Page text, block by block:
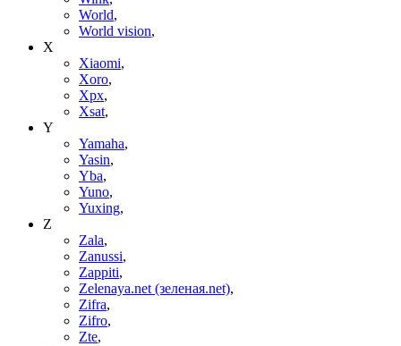
World,
World vision,
X
Xiaomi,
Xoro,
Xpx,
Xsat,
Y
Yamaha,
Yasin,
Yba,
Yuno,
Yuxing,
Z
Zala,
Zanussi,
Zappiti,
Zelenaya.net (зеленая.net),
Zifra,
Zifro,
Zte,